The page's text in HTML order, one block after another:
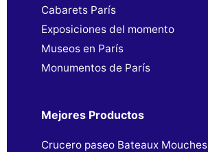
Cabarets París
Exposiciones del momento
Museos en París
Monumentos de París
Mejores Productos
Crucero paseo Bateaux Mouches